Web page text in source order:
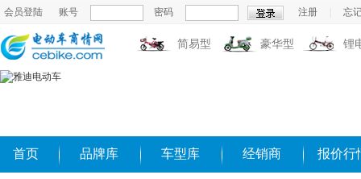
会员登陆 账号 密码 注册 忘
简易型 豪华型 锂
首页 品牌库 车型库 经销商 报价行